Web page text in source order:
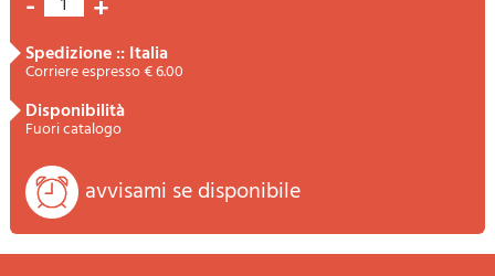
+
spedizione :: Italia
Corriere espresso € 6.00
disponibilità
Fuori catalogo
avvisami se disponibile